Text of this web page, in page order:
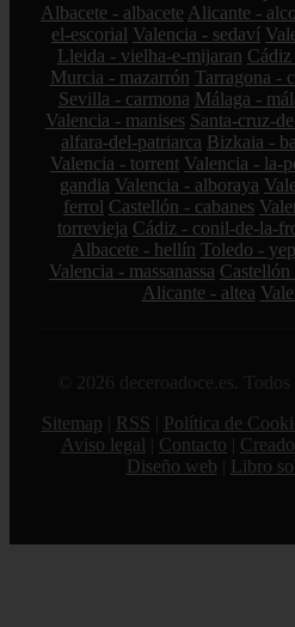
Albacete - albacete Alicante -
el-escorial Valencia - sedaví
Lleida - vielha-e-mijaran
Murcia - mazarrón Tarragona -
Sevilla - carmona Málaga -
Valencia - manises Santa-cruz-
alfara-del-patriarca Bizkaia -
Valencia - torrent Valencia - la-
gandia Valencia - alboraya
ferrol Castellón - cabanes
torrevieja Cádiz - conil-de-la-
Albacete - hellín Toledo -
Valencia - massanassa Castellón
Alicante - altea
© 2026 deceroadoce.es. Todos
Sitemap
RSS Política de
Aviso legal
Contacto
Diseño web
Libro